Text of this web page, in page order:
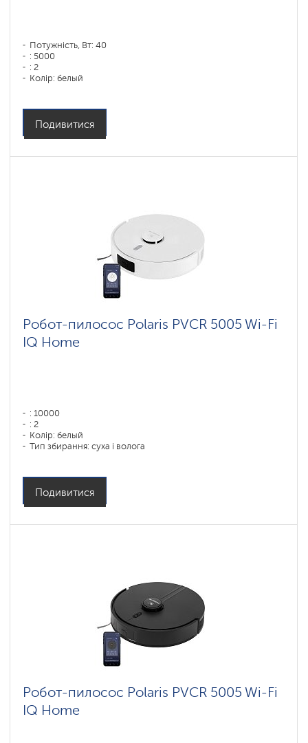
Потужність, Вт: 40
: 5000
: 2
Колір: белый
Подивитися
Робот-пилосос Polaris PVCR 5005 Wi-Fi
IQ Home
: 10000
: 2
Колір: белый
Тип збирання: суха і волога
Подивитися
Робот-пилосос Polaris PVCR 5005 Wi-Fi
IQ Home